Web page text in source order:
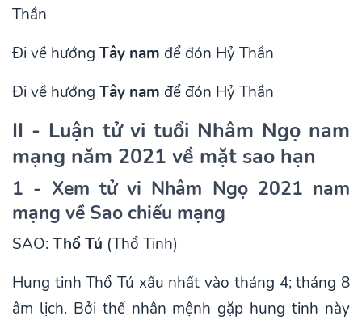
Thần
Đi về hướng Tây nam để đón Hỷ Thần
Đi về hướng Tây nam để đón Hỷ Thần
II - Luận tử vi tuổi Nhâm Ngọ nam
mạng năm 2021 về mặt sao hạn
1 - Xem tử vi Nhâm Ngọ 2021 nam
mạng về Sao chiếu mạng
SAO:Thổ Tú (Thổ Tinh)
Hung tinh Thổ Tú xấu nhất vào tháng 4; tháng 8
âm lịch. Bởi thế nhân mệnh gặp hung tinh này